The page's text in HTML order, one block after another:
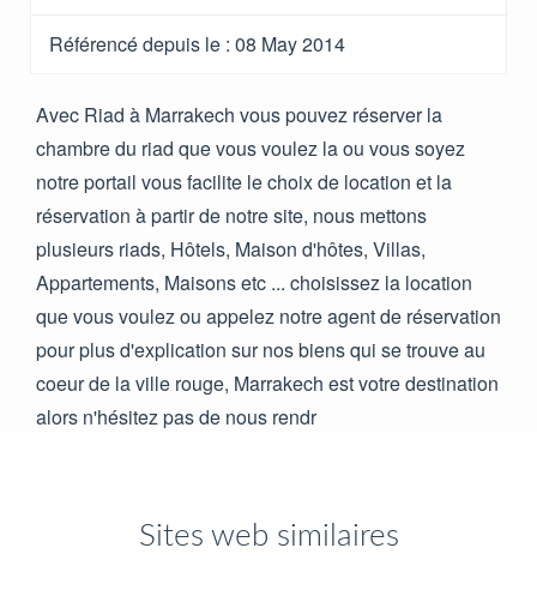
Référencé depuis le : 08 May 2014
Avec Riad à Marrakech vous pouvez réserver la
chambre du riad que vous voulez la ou vous soyez
notre portail vous facilite le choix de location et la
réservation à partir de notre site, nous mettons
plusieurs riads, Hôtels, Maison d'hôtes, Villas,
Appartements, Maisons etc ... choisissez la location
que vous voulez ou appelez notre agent de réservation
pour plus d'explication sur nos biens qui se trouve au
coeur de la ville rouge, Marrakech est votre destination
alors n'hésitez pas de nous rendr
Sites web similaires